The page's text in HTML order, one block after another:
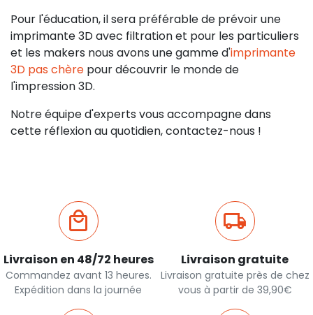
Pour l'éducation, il sera préférable de prévoir une
imprimante 3D avec filtration et pour les particuliers
et les makers nous avons une gamme d'imprimante
3D pas chère pour découvrir le monde de
l'impression 3D.
Notre équipe d'experts vous accompagne dans
cette réflexion au quotidien, contactez-nous !
Livraison en 48/72 heures
Commandez avant 13 heures.
Expédition dans la journée
Livraison gratuite
Livraison gratuite près de chez
vous à partir de 39,90€